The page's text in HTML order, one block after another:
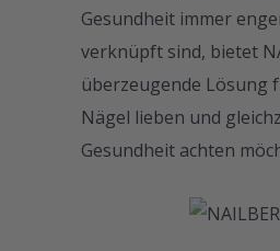
Gesundheit immer
verknüpft sind, bietet
überzeugende Lösung
Nägel lieben und
Gesundheit achten